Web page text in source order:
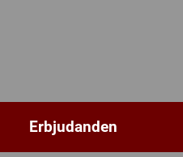
Erbjudanden